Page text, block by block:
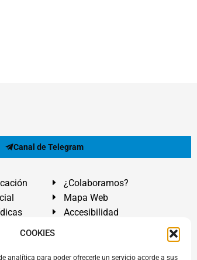
COOKIES
analítica para poder ofrecerle un servicio acorde a sus
Canal de Telegram
¿Colaboramos?
Mapa Web
Accesibilidad